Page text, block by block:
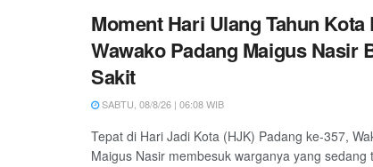
Moment Hari Ulang Tahun Kota
Wawako Padang Maigus Nasir
Sakit
SABTU, 08/8/26 | 06:08 WIB
Tepat di Hari Jadi Kota (HJK) Padang ke-357,
Maigus Nasir membesuk warganya yang sedang